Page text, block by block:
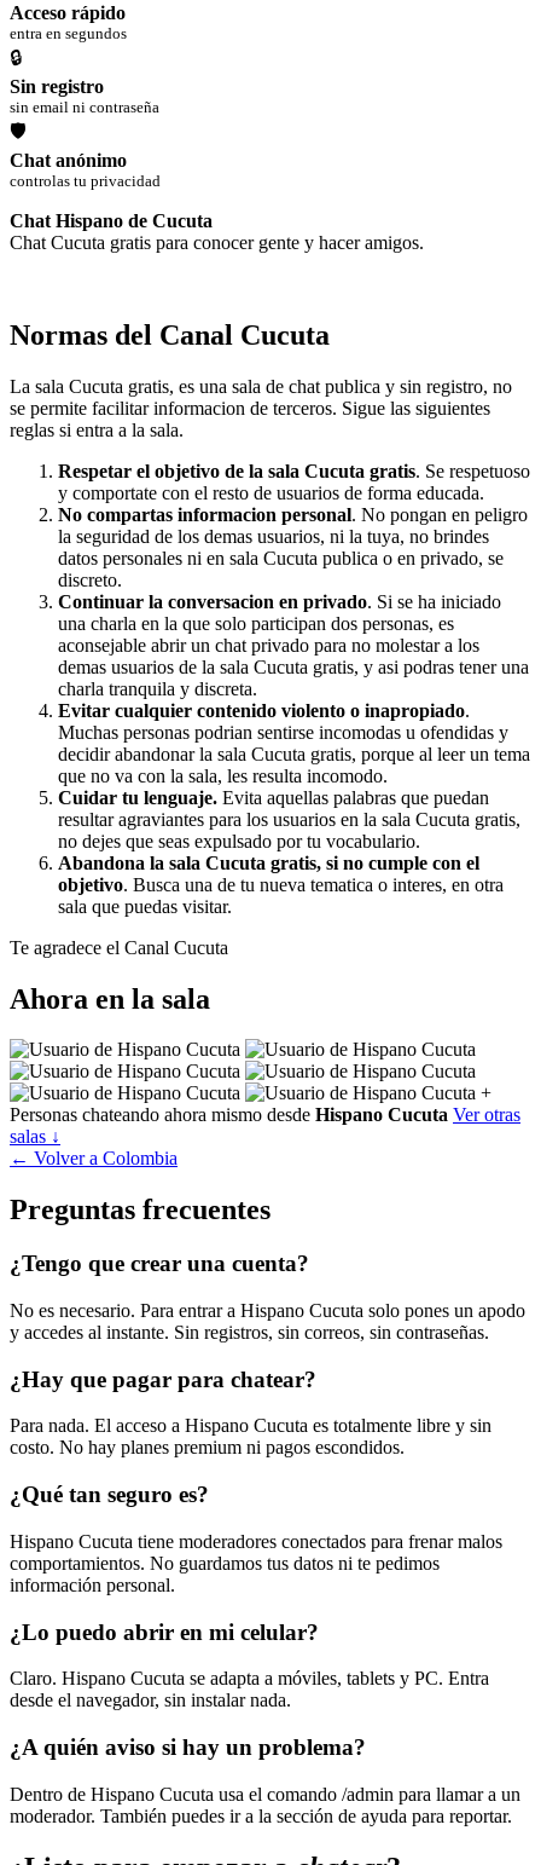
Acceso rápido
entra en segundos
🔒
Sin registro
sin email ni contraseña
🛡
Chat anónimo
controlas tu privacidad
Chat Hispano de Cucuta
Chat Cucuta gratis para conocer gente y hacer amigos.
Normas del Canal Cucuta
La sala Cucuta gratis, es una sala de chat publica y sin registro, no
se permite facilitar informacion de terceros. Sigue las siguientes
reglas si entra a la sala.
Respetar el objetivo de la sala Cucuta gratis. Se respetuoso
y comportate con el resto de usuarios de forma educada.
No compartas informacion personal. No pongan en peligro
la seguridad de los demas usuarios, ni la tuya, no brindes
datos personales ni en sala Cucuta publica o en privado, se
discreto.
Continuar la conversacion en privado. Si se ha iniciado
una charla en la que solo participan dos personas, es
aconsejable abrir un chat privado para no molestar a los
demas usuarios de la sala Cucuta gratis, y asi podras tener una
charla tranquila y discreta.
Evitar cualquier contenido violento o inapropiado.
Muchas personas podrian sentirse incomodas u ofendidas y
decidir abandonar la sala Cucuta gratis, porque al leer un tema
que no va con la sala, les resulta incomodo.
Cuidar tu lenguaje. Evita aquellas palabras que puedan
resultar agraviantes para los usuarios en la sala Cucuta gratis,
no dejes que seas expulsado por tu vocabulario.
Abandona la sala Cucuta gratis, si no cumple con el
objetivo. Busca una de tu nueva tematica o interes, en otra
sala que puedas visitar.
Te agradece el Canal Cucuta
Ahora en la sala
+
Personas chateando ahora mismo desde Hispano Cucuta Ver otras
salas ↓
← Volver a Colombia
Preguntas frecuentes
¿Tengo que crear una cuenta?
No es necesario. Para entrar a Hispano Cucuta solo pones un apodo
y accedes al instante. Sin registros, sin correos, sin contraseñas.
¿Hay que pagar para chatear?
Para nada. El acceso a Hispano Cucuta es totalmente libre y sin
costo. No hay planes premium ni pagos escondidos.
¿Qué tan seguro es?
Hispano Cucuta tiene moderadores conectados para frenar malos
comportamientos. No guardamos tus datos ni te pedimos
información personal.
¿Lo puedo abrir en mi celular?
Claro. Hispano Cucuta se adapta a móviles, tablets y PC. Entra
desde el navegador, sin instalar nada.
¿A quién aviso si hay un problema?
Dentro de Hispano Cucuta usa el comando /admin para llamar a un
moderador. También puedes ir a la sección de ayuda para reportar.